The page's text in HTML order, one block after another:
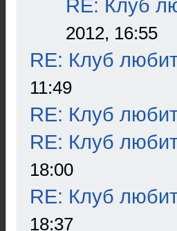
RE: Клуб
2012, 16:55
RE: Клуб
11:49
RE: Клуб
RE: Клуб
18:00
RE: Клуб
18:37